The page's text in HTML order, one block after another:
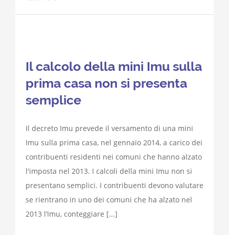
Il calcolo della mini Imu sulla
prima casa non si presenta
semplice
Il decreto Imu prevede il versamento di una mini
Imu sulla prima casa, nel gennaio 2014, a carico dei
contribuenti residenti nei comuni che hanno alzato
l'imposta nel 2013. I calcoli della mini Imu non si
presentano semplici. I contribuenti devono valutare
se rientrano in uno dei comuni che ha alzato nel
2013 l’Imu, conteggiare [...]